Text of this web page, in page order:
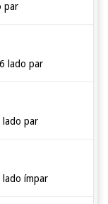
par
lado par
lado par
ímpar